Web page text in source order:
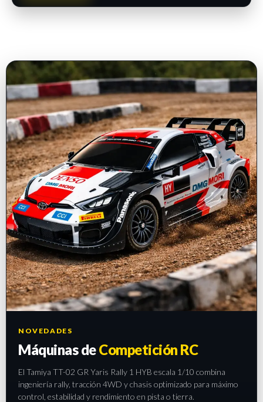
NOVEDADES
Máquinas deCompetición RC
El Tamiya TT-02 GR Yaris Rally 1 HYB escala 1/10 combina
ingeniería rally, tracción 4WD y chasis optimizado para máximo
control, estabilidad y rendimiento en pista o tierra.